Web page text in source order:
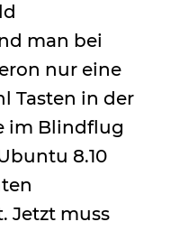
man bei
nur eine
Tasten in der
im Blindflug
8.10
Jetzt muss